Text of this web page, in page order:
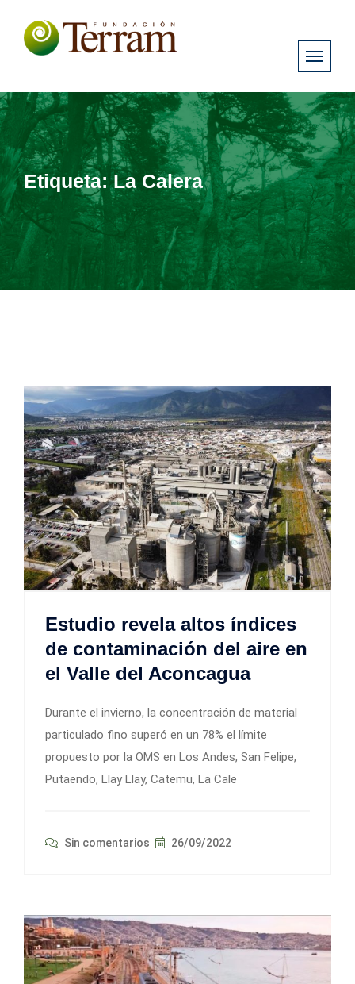
Etiqueta:La Calera
Estudio revela altos índices
de contaminación del aire en
el Valle del Aconcagua
Durante el invierno, la concentración de material
particulado fino superó en un 78% el límite
propuesto por la OMS en Los Andes, San Felipe,
Putaendo, Llay Llay, Catemu, La Cale
Sin comentarios 26/09/2022